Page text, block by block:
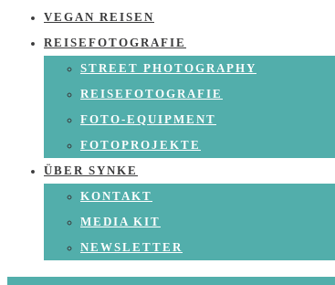
VEGAN REISEN
REISEFOTOGRAFIE
STREET PHOTOGRAPHY
REISEFOTOGRAFIE
FOTO-EQUIPMENT
FOTOPROJEKTE
ÜBER SYNKE
KONTAKT
MEDIA KIT
NEWSLETTER